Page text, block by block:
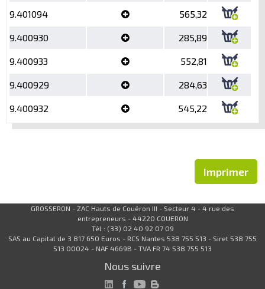
9.401094 565,32
9.400930 285,89
9.400933 552,81
9.400929 284,63
9.400932 545,22
Imprimer
GROSSERON - ZAC Hauts de Couëron III - Secteur 4 - 4 rue des
entrepreneurs - 44220 COUERON
Tél : (33) 02 40 92 07 09
SAS au Capital de 3 817 650 Euros - RCS Nantes 538 755 513 - Siret 538 755
513 00024 - NAF 4669B - TVA FR 74 538 755 513
Nous suivre